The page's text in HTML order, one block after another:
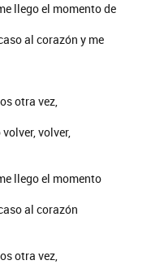
llego el momento de
al corazón y me
otra vez,
volver,
llego el momento
al corazón
otra vez,